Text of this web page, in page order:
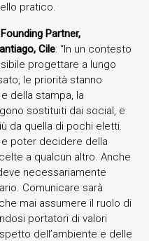
pratico.
Partner,
Cile: “In un contesto
progettare a lungo
le priorità stanno
della stampa, la
sostituiti dai social, e
da quella di pochi eletti.
e poter decidere della
a qualcun altro. Anche
necessariamente
Comunicare sarà
mai assumere il ruolo di
portatori di valori
dell’ambiente e delle